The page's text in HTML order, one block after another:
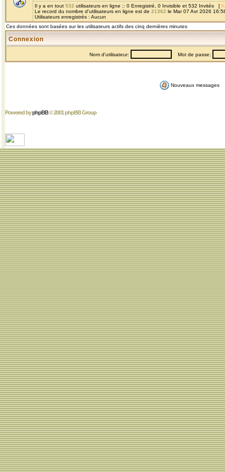
Il y a en tout 532 utilisateurs en ligne :: 0 Enregistré, 0 Invisible et 532 Invités [
Le record du nombre d'utilisateurs en ligne est de 21362 le Mar 07 Avr 2026
Utilisateurs enregistrés : Aucun
Ces données sont basées sur les utilisateurs actifs des cinq dernières minutes
Connexion
Nom d'utilisateur: Mot de passe:
Nouveaux messages
Powered byphpBB© 2001 phpBB Group